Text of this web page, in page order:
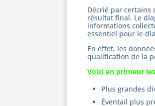
Décrié par certains
résultat final. Le
informations
essentiel pour le
En effet, les
qualification de la
Voici en primeur
Plus grandes
Éventail plus